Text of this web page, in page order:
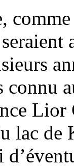
connu
Lior
lac de